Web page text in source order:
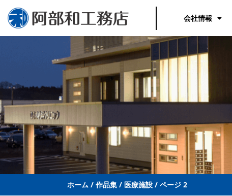
会社情報
ホーム / 作品集 / 医療施設 / ページ 2